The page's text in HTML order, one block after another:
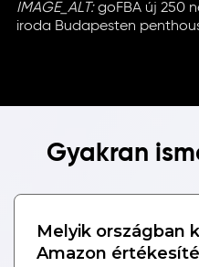
IMAGE_ALT:goFBA új 250
iroda Budapesten
Gyakran
Melyik országban
Amazon